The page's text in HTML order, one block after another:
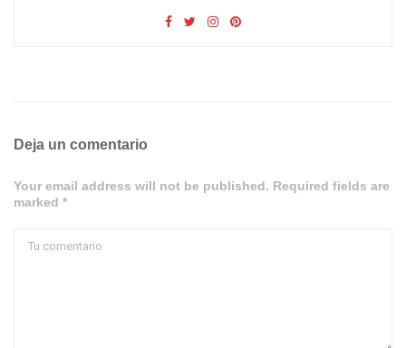
Deja un comentario
Your email address will not be published. Required fields are
marked *